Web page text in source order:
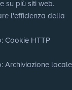
su più siti web.
l'efficienza della
: Cookie HTTP
: Archiviazione locale